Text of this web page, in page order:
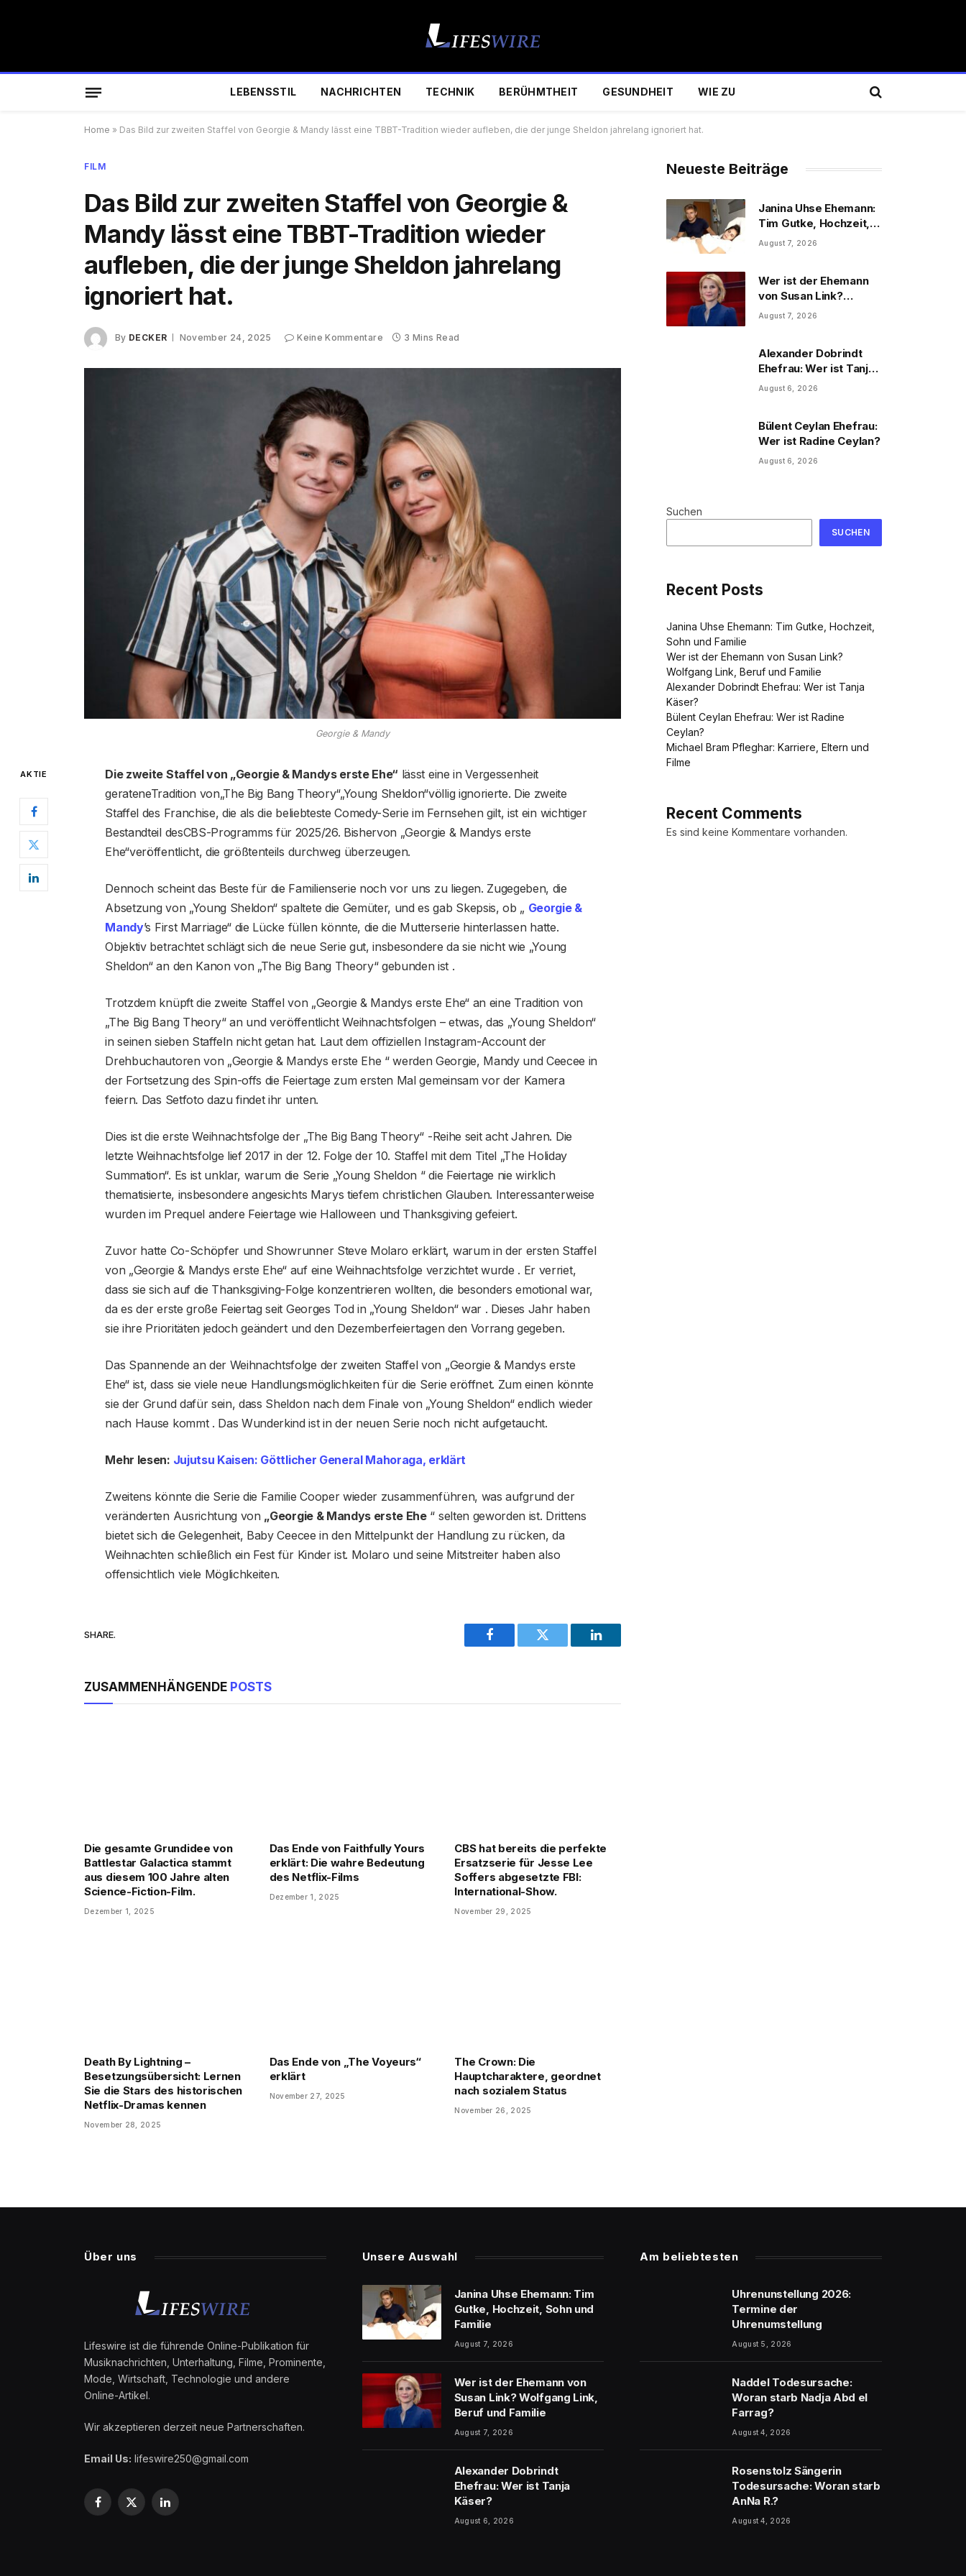
LEBENSSTIL NACHRICHTEN TECHNIK BERÜHMTHEIT GESUNDHEIT WIE ZU
Home » Das Bild zur zweiten Staffel von Georgie & Mandy lässt eine TBBT-Tradition wieder aufleben, die der junge Sheldon jahrelang ignoriert hat.
FILM
Das Bild zur zweiten Staffel von Georgie &
Mandy lässt eine TBBT-Tradition wieder
aufleben, die der junge Sheldon jahrelang
ignoriert hat.
By DECKER November 24, 2025 Keine Kommentare 3 Mins Read
Georgie & Mandy
AKTIE Die zweite Staffel von „Georgie & Mandys erste Ehe“ lässt eine in Vergessenheit
gerateneTradition von„The Big Bang Theory“„Young Sheldon“völlig ignorierte. Die zweite
Staffel des Franchise, die als die beliebteste Comedy-Serie im Fernsehen gilt, ist ein wichtiger
Bestandteil desCBS-Programms für 2025/26. Bishervon „Georgie & Mandys erste
Ehe“veröffentlicht, die größtenteils durchweg überzeugen.
Dennoch scheint das Beste für die Familienserie noch vor uns zu liegen. Zugegeben, die
Absetzung von „Young Sheldon“ spaltete die Gemüter, und es gab Skepsis, ob „ Georgie &
Mandy’s First Marriage“ die Lücke füllen könnte, die die Mutterserie hinterlassen hatte.
Objektiv betrachtet schlägt sich die neue Serie gut, insbesondere da sie nicht wie „Young
Sheldon“ an den Kanon von „The Big Bang Theory“ gebunden ist .
Trotzdem knüpft die zweite Staffel von „Georgie & Mandys erste Ehe“ an eine Tradition von
„The Big Bang Theory“ an und veröffentlicht Weihnachtsfolgen – etwas, das „Young Sheldon“
in seinen sieben Staffeln nicht getan hat. Laut dem offiziellen Instagram-Account der
Drehbuchautoren von „Georgie & Mandys erste Ehe “ werden Georgie, Mandy und Ceecee in
der Fortsetzung des Spin-offs die Feiertage zum ersten Mal gemeinsam vor der Kamera
feiern. Das Setfoto dazu findet ihr unten.
Dies ist die erste Weihnachtsfolge der „The Big Bang Theory“ -Reihe seit acht Jahren. Die
letzte Weihnachtsfolge lief 2017 in der 12. Folge der 10. Staffel mit dem Titel „The Holiday
Summation“. Es ist unklar, warum die Serie „Young Sheldon “ die Feiertage nie wirklich
thematisierte, insbesondere angesichts Marys tiefem christlichen Glauben. Interessanterweise
wurden im Prequel andere Feiertage wie Halloween und Thanksgiving gefeiert.
Zuvor hatte Co-Schöpfer und Showrunner Steve Molaro erklärt, warum in der ersten Staffel
von „Georgie & Mandys erste Ehe“ auf eine Weihnachtsfolge verzichtet wurde . Er verriet,
dass sie sich auf die Thanksgiving-Folge konzentrieren wollten, die besonders emotional war,
da es der erste große Feiertag seit Georges Tod in „Young Sheldon“ war . Dieses Jahr haben
sie ihre Prioritäten jedoch geändert und den Dezemberfeiertagen den Vorrang gegeben.
Das Spannende an der Weihnachtsfolge der zweiten Staffel von „Georgie & Mandys erste
Ehe“ ist, dass sie viele neue Handlungsmöglichkeiten für die Serie eröffnet. Zum einen könnte
sie der Grund dafür sein, dass Sheldon nach dem Finale von „Young Sheldon“ endlich wieder
nach Hause kommt . Das Wunderkind ist in der neuen Serie noch nicht aufgetaucht.
Mehr lesen: Jujutsu Kaisen: Göttlicher General Mahoraga, erklärt
Zweitens könnte die Serie die Familie Cooper wieder zusammenführen, was aufgrund der
veränderten Ausrichtung von „Georgie & Mandys erste Ehe“ selten geworden ist. Drittens
bietet sich die Gelegenheit, Baby Ceecee in den Mittelpunkt der Handlung zu rücken, da
Weihnachten schließlich ein Fest für Kinder ist. Molaro und seine Mitstreiter haben also
offensichtlich viele Möglichkeiten.
SHARE.
Facebook Twitter LinkedIn
ZUSAMMENHÄNGENDE POSTS
Die gesamte Grundidee von
Battlestar Galactica stammt
aus diesem 100 Jahre alten
Science-Fiction-Film.
Dezember 1, 2025
Das Ende von Faithfully Yours
erklärt: Die wahre Bedeutung
des Netflix-Films
Dezember 1, 2025
CBS hat bereits die perfekte
Ersatzserie für Jesse Lee
Soffers abgesetzte FBI:
International-Show.
November 29, 2025
Death By Lightning –
Besetzungsübersicht: Lernen
Sie die Stars des historischen
Netflix-Dramas kennen
November 28, 2025
Das Ende von „The Voyeurs“
erklärt
November 27, 2025
The Crown: Die
Hauptcharaktere, geordnet
nach sozialem Status
November 26, 2025
Neueste Beiträge
Janina Uhse Ehemann:
Tim Gutke, Hochzeit,
Sohn und Familie
August 7, 2026
Wer ist der Ehemann
von Susan Link?
Wolfgang Link, Beruf
August 7, 2026
Alexander Dobrindt
Ehefrau: Wer ist Tanja
Käser?
August 6, 2026
Bülent Ceylan Ehefrau:
Wer ist Radine Ceylan?
August 6, 2026
Suchen
SUCHEN
Recent Posts
Janina Uhse Ehemann: Tim Gutke, Hochzeit,
Sohn und Familie
Wer ist der Ehemann von Susan Link?
Wolfgang Link, Beruf und Familie
Alexander Dobrindt Ehefrau: Wer ist Tanja
Käser?
Bülent Ceylan Ehefrau: Wer ist Radine
Ceylan?
Michael Bram Pfleghar: Karriere, Eltern und
Filme
Recent Comments
Es sind keine Kommentare vorhanden.
Über uns
Lifeswire ist die führende Online-Publikation für
Musiknachrichten, Unterhaltung, Filme, Prominente,
Mode, Wirtschaft, Technologie und andere
Online-Artikel.
Wir akzeptieren derzeit neue Partnerschaften.
Email Us: lifeswire250@gmail.com
Facebook
X
LinkedIn
Unsere Auswahl
Janina Uhse Ehemann: Tim
Gutke, Hochzeit, Sohn und
Familie
August 7, 2026
Wer ist der Ehemann von
Susan Link? Wolfgang Link,
Beruf und Familie
August 7, 2026
Alexander Dobrindt
Ehefrau: Wer ist Tanja
Käser?
August 6, 2026
Am beliebtesten
Uhrenunstellung 2026:
Termine der
Uhrenumstellung
August 5, 2026
Naddel Todesursache:
Woran starb Nadja Abd el
Farrag?
August 4, 2026
Rosenstolz Sängerin
Todesursache: Woran starb
AnNa R.?
August 4, 2026